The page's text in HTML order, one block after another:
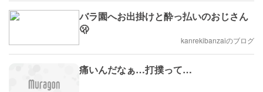
バラ園へお出掛けと酔っ払いのおじさん
🫢
kanrekibanzaiのブログ
痛いんだなぁ…打撲って…